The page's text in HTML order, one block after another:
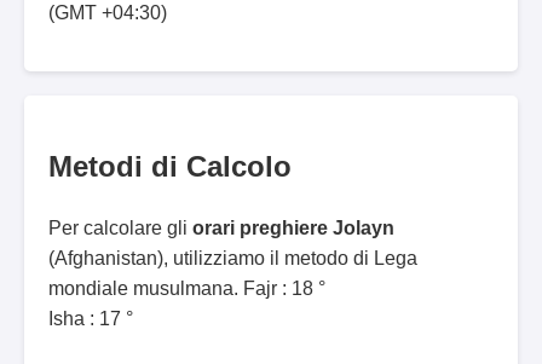
(GMT +04:30)
Metodi di Calcolo
Per calcolare gli orari preghiere Jolayn
(Afghanistan), utilizziamo il metodo di Lega
mondiale musulmana. Fajr : 18 °
Isha : 17 °